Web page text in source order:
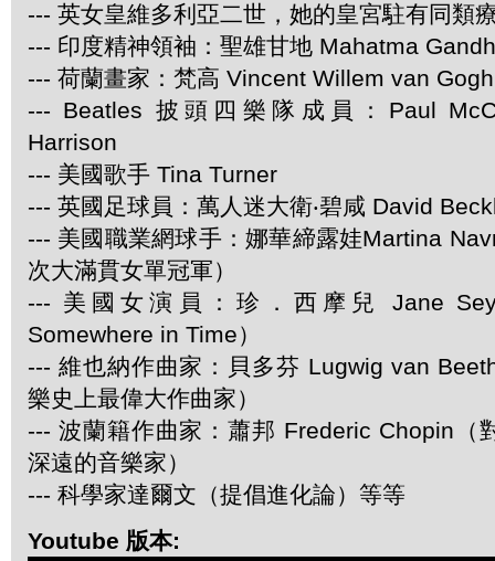
--- 英女皇維多利亞二世，她的皇宮駐有同類
--- 印度精神領袖：聖雄甘地 Mahatma
--- 荷蘭畫家：梵高 Vincent Willem van Gogh
--- Beatles 披頭四樂隊成員：Paul
Harrison
--- 美國歌手 Tina Turner
--- 英國足球員：萬人迷大衛‧碧咸 David
--- 美國職業網球手：娜華締露娃Martina
次大滿貫女單冠軍）
--- 美國女演員：珍．西摩兒 Jane
Somewhere in Time）
--- 維也納作曲家：貝多芬 Lugwig van
樂史上最偉大作曲家）
--- 波蘭籍作曲家：蕭邦 Frederic Chopin（
深遠的音樂家）
--- 科學家達爾文（提倡進化論）等等
Youtube 版本: